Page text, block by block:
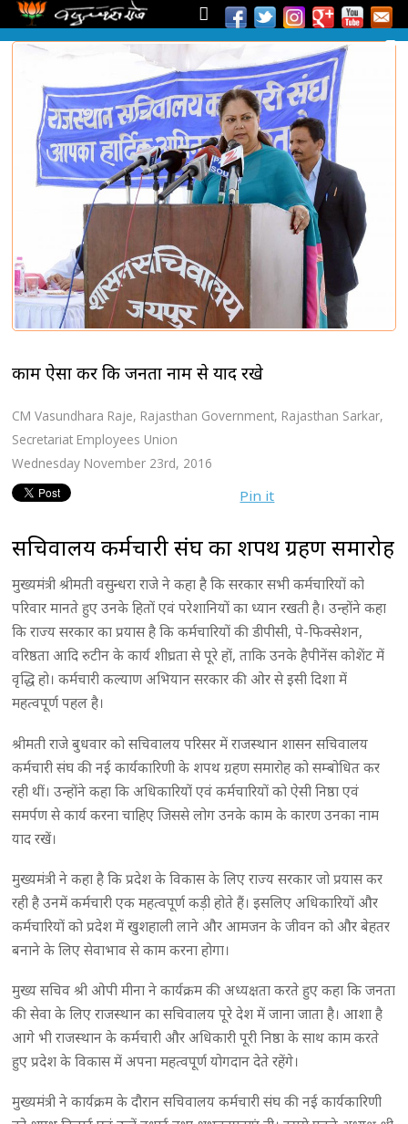
काम ऐसा करें कि जनता नाम से याद रखे
CM Vasundhara Raje, Rajasthan Government, Rajasthan Sarkar,
Secretariat Employees Union
Wednesday November 23rd, 2016
Pin it
सचिवालय कर्मचारी संघ का शपथ ग्रहण समारोह
मुख्यमंत्री श्रीमती वसुन्धरा राजे ने कहा है कि सरकार सभी कर्मचारियों को
परिवार मानते हुए उनके हितों एवं परेशानियों का ध्यान रखती है। उन्होंने कहा
कि राज्य सरकार का प्रयास है कि कर्मचारियों की डीपीसी, पे-फिक्सेशन,
वरिष्ठता आदि रुटीन के कार्य शीघ्रता से पूरे हों, ताकि उनके हैपीनेंस कोशेंट में
वृद्धि हो। कर्मचारी कल्याण अभियान सरकार की ओर से इसी दिशा में
महत्वपूर्ण पहल है।
श्रीमती राजे बुधवार को सचिवालय परिसर में राजस्थान शासन सचिवालय
कर्मचारी संघ की नई कार्यकारिणी के शपथ ग्रहण समारोह को सम्बोधित कर
रही थीं। उन्होंने कहा कि अधिकारियों एवं कर्मचारियों को ऐसी निष्ठा एवं
समर्पण से कार्य करना चाहिए जिससे लोग उनके काम के कारण उनका नाम
याद रखें।
मुख्यमंत्री ने कहा है कि प्रदेश के विकास के लिए राज्य सरकार जो प्रयास कर
रही है उनमें कर्मचारी एक महत्वपूर्ण कड़ी होते हैं। इसलिए अधिकारियों और
कर्मचारियों को प्रदेश में खुशहाली लाने और आमजन के जीवन को और बेहतर
बनाने के लिए सेवाभाव से काम करना होगा।
मुख्य सचिव श्री ओपी मीना ने कार्यक्रम की अध्यक्षता करते हुए कहा कि जनता
की सेवा के लिए राजस्थान का सचिवालय पूरे देश में जाना जाता है। आशा है
आगे भी राजस्थान के कर्मचारी और अधिकारी पूरी निष्ठा के साथ काम करते
हुए प्रदेश के विकास में अपना महत्वपूर्ण योगदान देते रहेंगे।
मुख्यमंत्री ने कार्यक्रम के दौरान सचिवालय कर्मचारी संघ की नई कार्यकारिणी